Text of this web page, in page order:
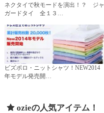
ネクタイで秋モードを演出！？ ジャ
ガードタイ 全１３…
ビズポロ・ニットシャツ！NEW2014
年モデル発売開…
ozieの人気アイテム！